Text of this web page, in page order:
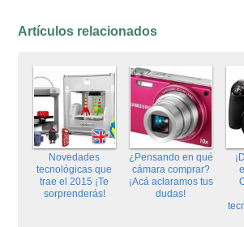
Artículos relacionados
Novedades
tecnológicas que
trae el 2015 ¡Te
sorprenderás!
¿Pensando en qué
cámara comprar?
¡Acá aclaramos tus
dudas!